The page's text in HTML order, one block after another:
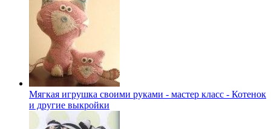
Мягкая игрушка своими руками - мастер класс - Котенок
и другие выкройки